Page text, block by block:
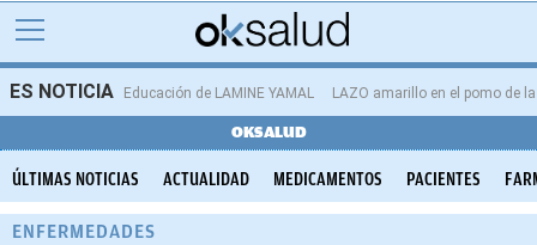
ES NOTICIA Educación de LAMINE YAMAL LAZO amarillo en el pomo de
OKSALUD
ÚLTIMAS NOTICIAS ACTUALIDAD MEDICAMENTOS PACIENTES
ENFERMEDADES